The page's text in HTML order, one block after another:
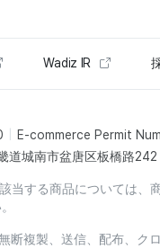
Wadiz IR
E-commerce Permit
道城南市盆唐区板橋路
する商品については、
複製、送信、配布、ク